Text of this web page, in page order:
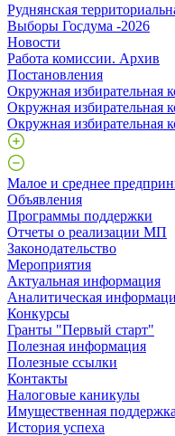
Руднянская
Выборы Госдума -2026
Новости
Работа комиссии. Архив
Постановления
Окружная избирательная
Окружная избирательная
Окружная избирательная
Малое и среднее
Объявления
Программы поддержки
Отчеты о реализации МП
Законодательство
Мероприятия
Актуальная информация
Аналитическая
Конкурсы
Гранты "Первый старт"
Полезная информация
Полезные ссылки
Контакты
Налоговые каникулы
Имущественная поддержка
История успеха